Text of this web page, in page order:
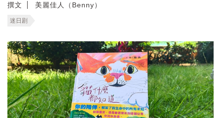
撰文 美麗佳人（Benny）
迷日剧